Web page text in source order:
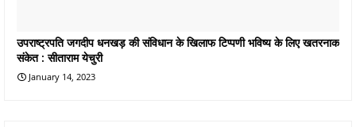
उपराष्ट्रपति जगदीप धनखड़ की संविधान के खिलाफ टिप्पणी भविष्य के लिए खतरनाक
संकेत : सीताराम येचुरी
January 14, 2023